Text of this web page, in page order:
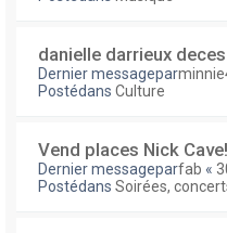
danielle darrieux deces
Dernier messagepar
Postédans Culture
Vend places Nick Cave!
Dernier messageparfab «
Postédans Soirées,